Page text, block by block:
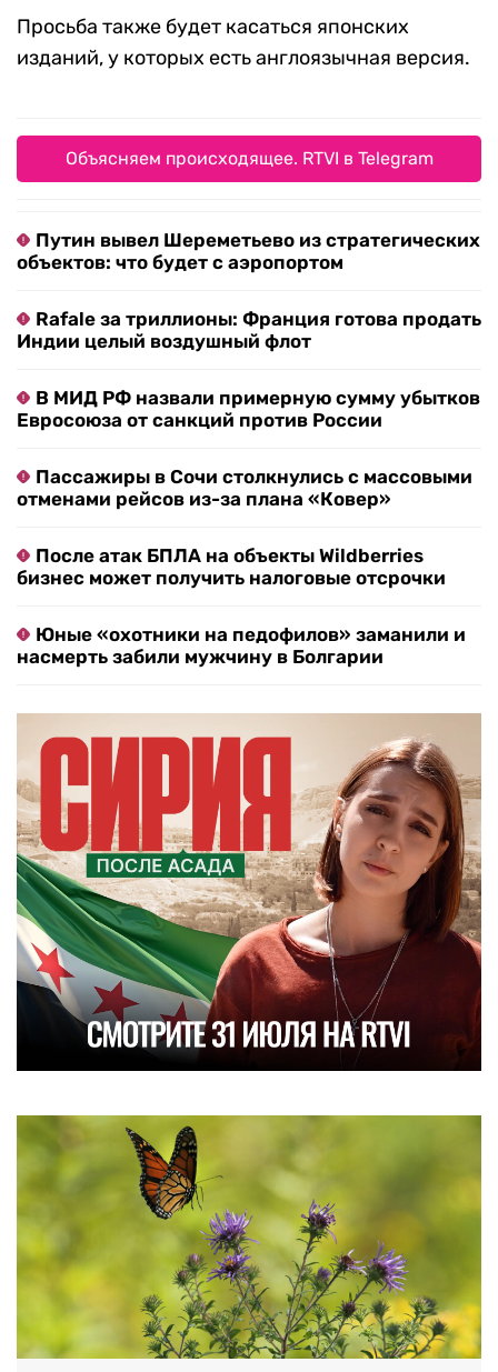
Просьба также будет касаться японских
изданий, у которых есть англоязычная версия.
Объясняем происходящее. RTVI в Telegram
Путин вывел Шереметьево из стратегических
объектов: что будет с аэропортом
Rafale за триллионы: Франция готова продать
Индии целый воздушный флот
В МИД РФ назвали примерную сумму убытков
Евросоюза от санкций против России
Пассажиры в Сочи столкнулись с массовыми
отменами рейсов из-за плана «Ковер»
После атак БПЛА на объекты Wildberries
бизнес может получить налоговые отсрочки
Юные «охотники на педофилов» заманили и
насмерть забили мужчину в Болгарии